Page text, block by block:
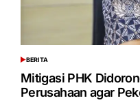
POSTED
IN
BERITA
Mitigasi PHK
Perusahaan agar